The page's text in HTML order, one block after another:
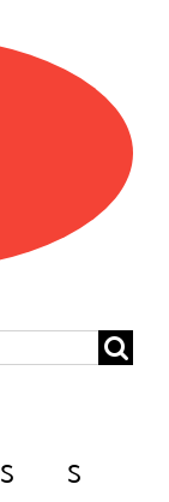
S S